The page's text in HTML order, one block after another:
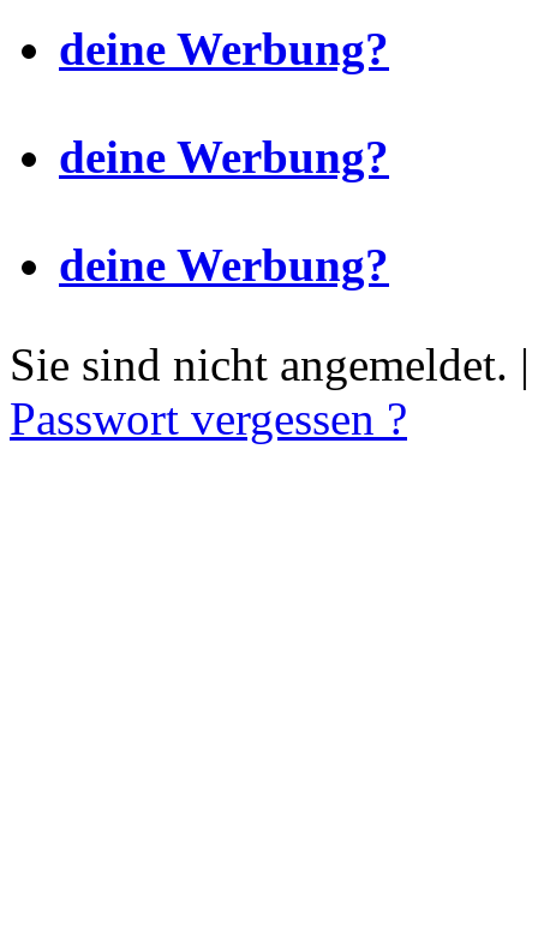
deine Werbung?
deine Werbung?
deine Werbung?
Sie sind nicht angemeldet. |
Passwort vergessen ?